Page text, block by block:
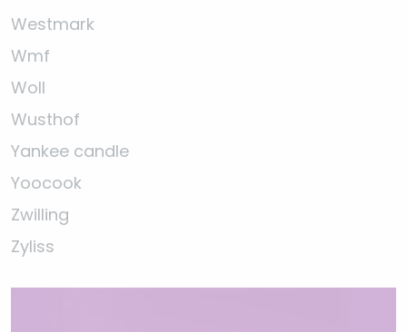
Westmark
Wmf
Woll
Wusthof
Yankee candle
Yoocook
Zwilling
Zyliss